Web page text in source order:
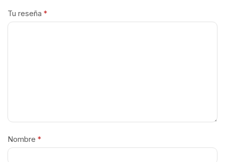
Tu reseña *
Nombre *